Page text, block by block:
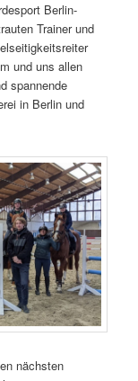
Berlin-
Trainer und
und uns allen
spannende
in Berlin und
nächsten